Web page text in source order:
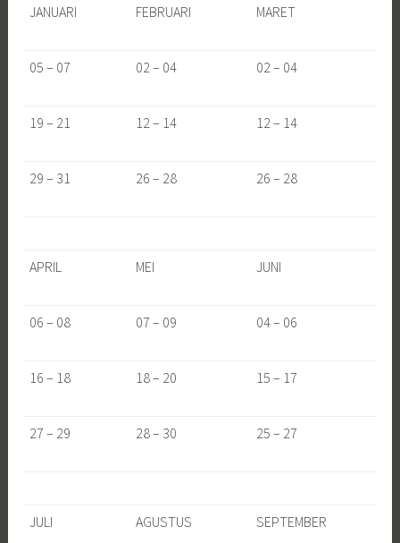
JANUARI FEBRUARI MARET
05 – 07 02 – 04 02 – 04
19 – 21 12 – 14 12 – 14
29 – 31 26 – 28 26 – 28
APRIL MEI JUNI
06 – 08 07 – 09 04 – 06
16 – 18 18 – 20 15 – 17
27 – 29 28 – 30 25 – 27
JULI AGUSTUS SEPTEMBER